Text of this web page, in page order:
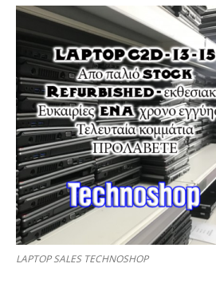
LAPTOP SALES TECHNOSHOP